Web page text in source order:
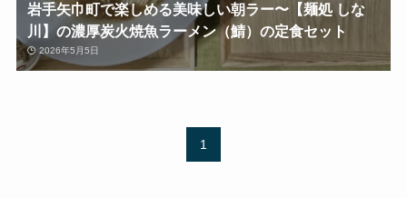
岩手矢巾町で楽しめる美味しい朝ラー〜【麺処 しな
川】の濃厚炭火焼魚ラーメン（鯖）の定食セット
2026年5月5日
1